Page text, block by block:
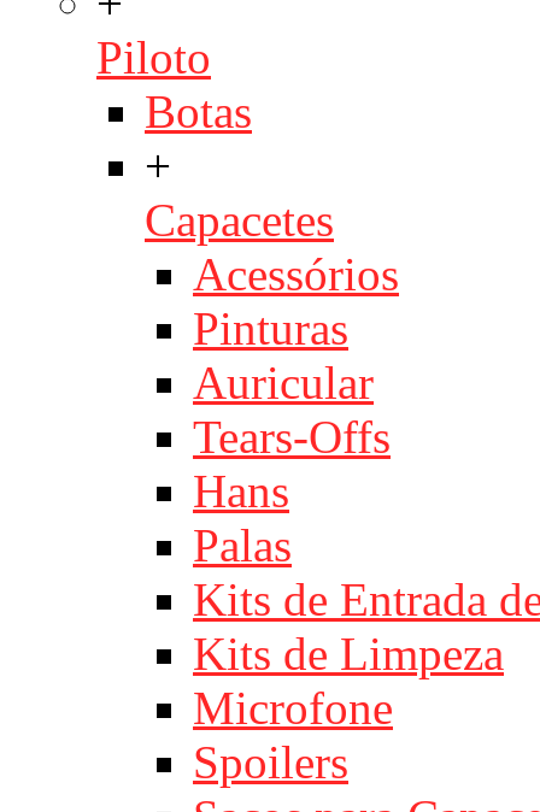
Piloto
Botas
+
Capacetes
Acessórios
Pinturas
Auricular
Tears-Offs
Hans
Palas
Kits de Entrada
Kits de Limpeza
Microfone
Spoilers